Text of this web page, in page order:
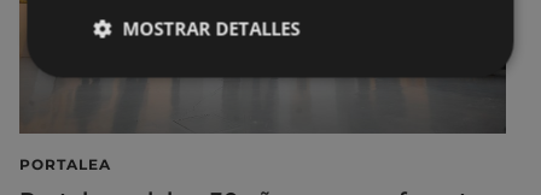
PORTALEA
MOSTRAR DETALLES